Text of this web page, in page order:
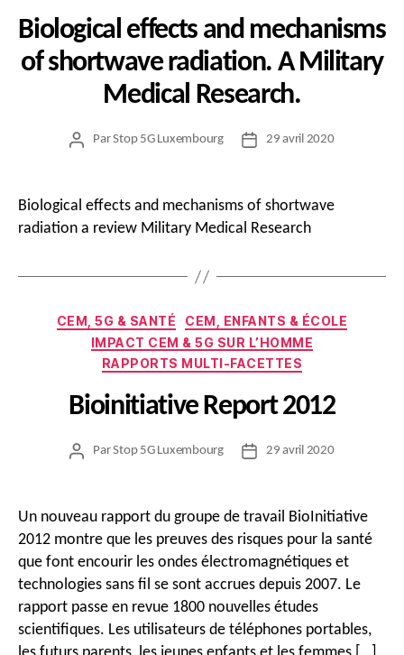
Biological effects and mechanisms
of shortwave radiation. A Military
Medical Research.
Auteur
ParStop 5G Luxembourg
Date29 avril 2020
Biological effects and mechanisms of shortwave
radiation a review Military Medical Research
Catégories
CEM, 5G & SANTÉ
CEM, ENFANTS & ÉCOLE
IMPACT CEM & 5G SUR L’HOMME
RAPPORTS MULTI-FACETTES
Bioinitiative Report 2012
Auteur
ParStop 5G Luxembourg
Date29 avril 2020
Un nouveau rapport du groupe de travail BioInitiative
2012 montre que les preuves des risques pour la santé
que font encourir les ondes électromagnétiques et
technologies sans fil se sont accrues depuis 2007. Le
rapport passe en revue 1800 nouvelles études
scientifiques. Les utilisateurs de téléphones portables,